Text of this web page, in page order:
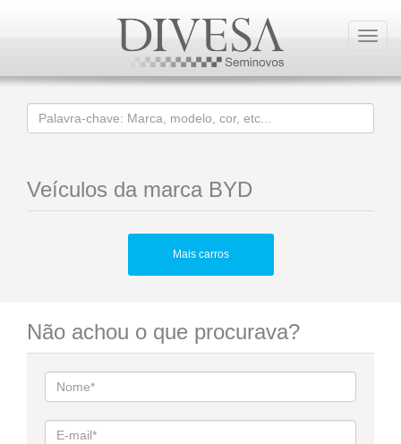
Veículos da marca BYD
Mais carros
Não achou o que procurava?